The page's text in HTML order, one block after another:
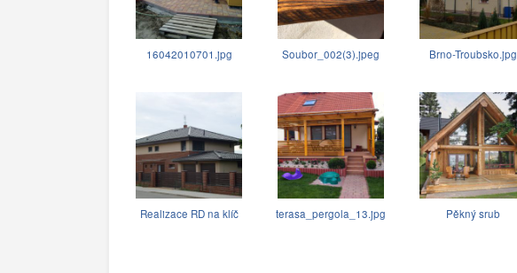
16042010701.jpg Soubor_002(3).jpeg Brno-Troubsko.jpg
Realizace RD na klíč terasa_pergola_13.jpg Pěkný srub